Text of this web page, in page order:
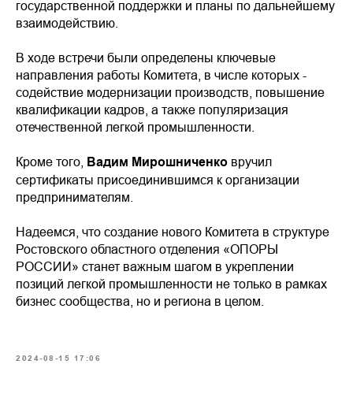
государственной поддержки и планы по дальнейшему
взаимодействию.
В ходе встречи были определены ключевые
направления работы Комитета, в числе которых -
содействие модернизации производств, повышение
квалификации кадров, а также популяризация
отечественной легкой промышленности.
Кроме того, Вадим Мирошниченко вручил
сертификаты присоединившимся к организации
предпринимателям.
Надеемся, что создание нового Комитета в структуре
Ростовского областного отделения «ОПОРЫ
РОССИИ» станет важным шагом в укреплении
позиций легкой промышленности не только в рамках
бизнес сообщества, но и региона в целом.
2024-08-15 17:06